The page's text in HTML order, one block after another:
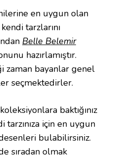
en uygun olan
tarzlarını
Belle Belemir
hazırlamıştır.
zaman bayanlar genel
seçmektedirler.
baktığınız
tarzınıza için en uygun
bulabilirsiniz.
sıradan olmak